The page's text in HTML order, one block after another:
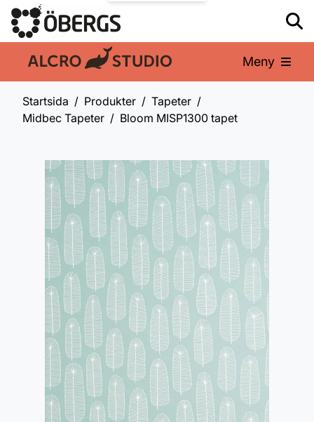
En del av: Meny
Startsida Produkter
Tapeter
Midbec Tapeter
Bloom MISP1300 tapet